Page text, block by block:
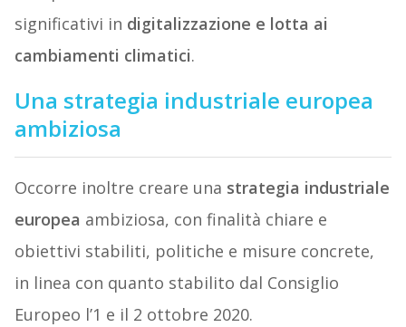
significativi in digitalizzazione e lotta ai
cambiamenti climatici.
Una strategia industriale europea
ambiziosa
Occorre inoltre creare una strategia industriale
europea ambiziosa, con finalità chiare e
obiettivi stabiliti, politiche e misure concrete,
in linea con quanto stabilito dal Consiglio
Europeo l’1 e il 2 ottobre 2020.